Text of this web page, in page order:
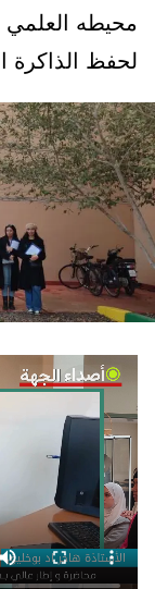
محيطه العلمي
لحفظ الذاكرة